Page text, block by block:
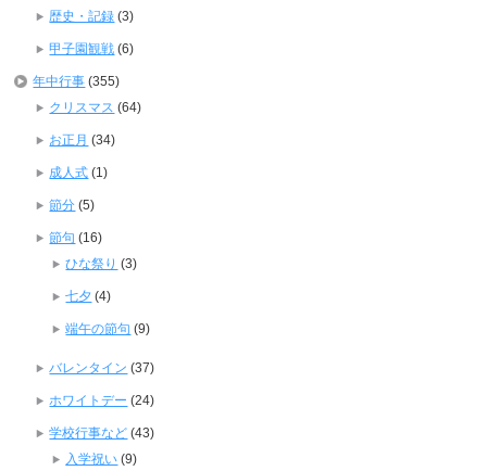
歴史・記録 (3)
甲子園観戦 (6)
年中行事 (355)
クリスマス (64)
お正月 (34)
成人式 (1)
節分 (5)
節句 (16)
ひな祭り (3)
七夕 (4)
端午の節句 (9)
バレンタイン (37)
ホワイトデー (24)
学校行事など (43)
入学祝い (9)